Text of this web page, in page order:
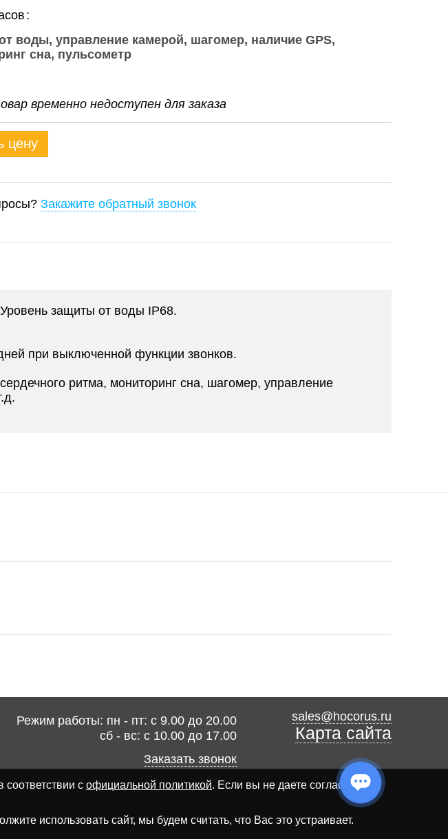
воды, управление камерой, шагомер, наличие GPS,
сна, пульсометр
временно недоступен для заказа
цену
Закажите обратный звонок
защиты от воды IP68.
при выключенной функции звонков.
ритма, мониторинг сна, шагомер, управление
Режим работы: пн - пт: с 9.00 до 20.00
сб - вс: с 10.00 до 17.00
Заказать звонок
sales@hocorus.ru
Карта сайта
с официальной политикой. Если вы не даете согласия на
использовать сайт, мы будем считать, что Вас это устраивает.